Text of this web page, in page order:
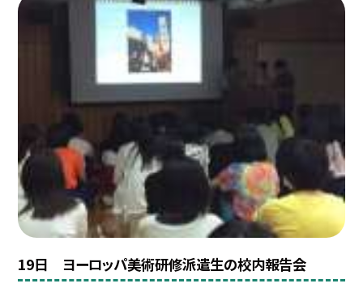
19日 ヨーロッパ美術研修派遣生の校内報告会